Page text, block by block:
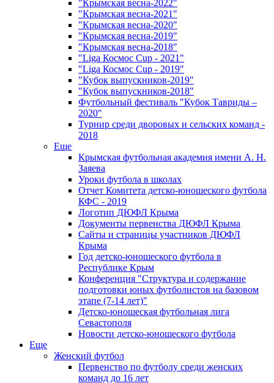
"Крымская весна-2022"
"Крымская весна-2021"
"Крымская весна-2020"
"Крымская весна-2019"
"Крымская весна-2018"
"Liga Космос Cup - 2021"
"Liga Космос Cup - 2019"
"Кубок выпускников-2019"
"Кубок выпускников-2018"
Футбольный фестиваль "Кубок Тавриды –
2020"
Турнир среди дворовых и сельских команд -
2018
Еще
Крымская футбольная академия имени А. Н.
Заяева
Уроки футбола в школах
Отчет Комитета детско-юношеского футбола
КФС - 2019
Логотип ДЮФЛ Крыма
Документы первенства ДЮФЛ Крыма
Сайты и страницы участников ДЮФЛ
Крыма
Год детско-юношеского футбола в
Республике Крым
Конференция "Структура и содержание
подготовки юных футболистов на базовом
этапе (7-14 лет)"
Детско-юношеская футбольная лига
Севастополя
Новости детско-юношеского футбола
Еще
Женский футбол
Первенство по футболу среди женских
команд до 16 лет